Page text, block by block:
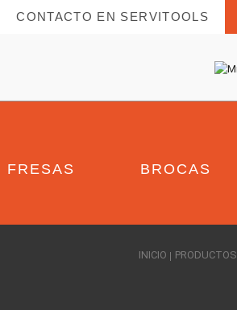
CONTACTO EN SERVITOOLS
FRESAS BROCAS
INICIO PRODUCTOS